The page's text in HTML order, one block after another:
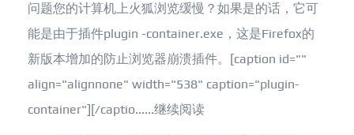
问题您的计算机上火狐浏览缓慢？如果是的话，它可
能是由于插件plugin -container.exe，这是Firefox的
新版本增加的防止浏览器崩溃插件。[caption id=""
align="alignnone" width="538" caption="plugin-
container"][/captio......继续阅读